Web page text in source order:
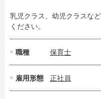
乳児クラス、幼児クラスな
ください。
職種 保育士
雇用形態 正社員
株式会社